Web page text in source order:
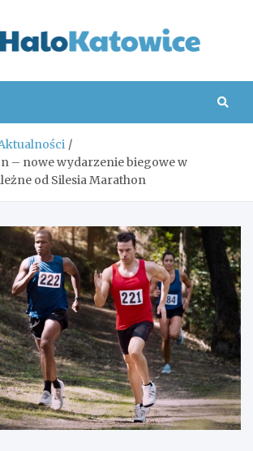
– nowe wydarzenie biegowe w
od Silesia Marathon